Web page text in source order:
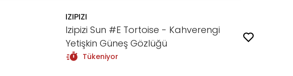
IZIPIZI
Izipizi Sun #E Tortoise - Kahverengi
Yetişkin Güneş Gözlüğü
Tükeniyor